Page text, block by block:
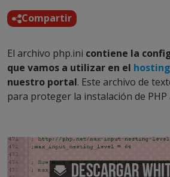
Compartir
El archivo php.ini contiene la
que vamos a utilizar en el hosting
nuestro portal. Este archivo de
para proteger la instalación de PHP